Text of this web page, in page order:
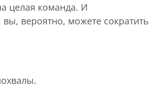
целая команда. И
вероятно, можете сократить